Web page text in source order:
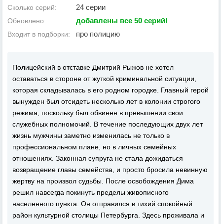
Сколько серий: 24 серии
Обновлено: добавлены все 50 серий!
Входит в подборки: про полицию
Полицейский в отставке Дмитрий Рыжов не хотел
оставаться в стороне от жуткой криминальной ситуации,
которая складывалась в его родном городке. Главный герой
вынужден был отсидеть несколько лет в колонии строгого
режима, поскольку был обвинен в превышении свои
служебных полномочий. В течение последующих двух лет
жизнь мужчины заметно изменилась не только в
профессиональном плане, но в личных семейных
отношениях. Законная супруга не стала дожидаться
возвращение главы семейства, и просто бросила невинную
жертву на произвол судьбы. После освобождения Дима
решил навсегда покинуть пределы живописного
населенного пункта. Он отправился в тихий спокойный
район культурной столицы Петербурга. Здесь проживала и